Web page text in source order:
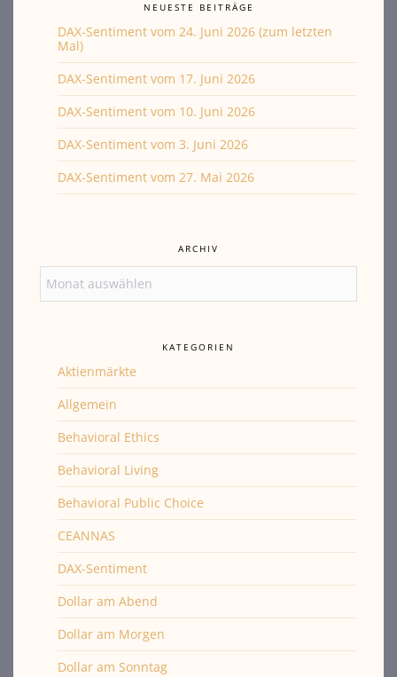
NEUESTE BEITRÄGE
DAX-Sentiment vom 24. Juni 2026 (zum letzten
Mal)
DAX-Sentiment vom 17. Juni 2026
DAX-Sentiment vom 10. Juni 2026
DAX-Sentiment vom 3. Juni 2026
DAX-Sentiment vom 27. Mai 2026
ARCHIV
KATEGORIEN
Aktienmärkte
Allgemein
Behavioral Ethics
Behavioral Living
Behavioral Public Choice
CEANNAS
DAX-Sentiment
Dollar am Abend
Dollar am Morgen
Dollar am Sonntag